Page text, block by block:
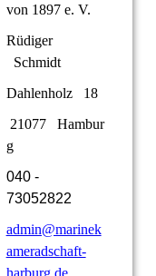
von 1897 e. V.
Rüdiger
Schmidt
Dahlenholz 18
21077 Hambur
g
040 -
73052822
admin@marinek
ameradschaft-
harburg.de